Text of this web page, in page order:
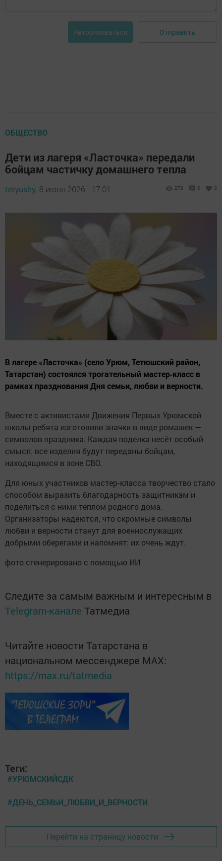
Авторизоваться Отправить
ОБЩЕСТВО
Дети из лагеря «Ласточка» передали
бойцам частичку домашнего тепла
tetyushy, 8 июля 2026 - 17:01 278 0 0
В лагере «Ласточка» (село Урюм, Тетюшский район,
Татарстан) состоялся трогательный мастер‑класс в
рамках празднования Дня семьи, любви и верности.
Вместе с активистами Движения Первых Урюмской
школы ребята изготовили значки в виде ромашек —
символов праздника. Каждая поделка несёт особый
смысл: все изделия будут переданы бойцам,
находящимся в зоне СВО.
Для юных участников мастер‑класса творчество стало
способом выразить благодарность защитникам и
поделиться с ними теплом родного дома.
Организаторы надеются, что скромные символы
любви и верности станут для военнослужащих
добрыми оберегами и напомнят: их очень ждут.
фото сгенерировано с помощью ИИ
Следите за самым важным и интересным в
Telegram-канале Татмедиа
Читайте новости Татарстана в
национальном мессенджере MАХ:
https://max.ru/tatmedia
Теги:
#УРЮМСКИЙСДК
#ДЕНЬ_СЕМЬИ_ЛЮБВИ_И_ВЕРНОСТИ
Перейти на страницу новости